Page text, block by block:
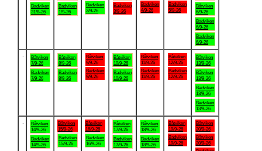
Badviken
31/8-26
Badviken
1/9-26
Badviken
2/9-26
Badviken
3/9-26
Badviken
4/9-26
Badviken
5/9-26
Båtviken
6/9-26
Badviken
6/9-26
Badviken
6/9-26
Båtviken
7/9-26
Badviken
7/9-26
Båtviken
8/9-26
Badviken
8/9-26
Båtviken
9/9-26
Badviken
9/9-26
Båtviken
10/9-26
Badviken
10/9-26
Båtviken
11/9-26
Badviken
11/9-26
Båtviken
12/9-26
Badviken
12/9-26
Båtviken
13/9-26
Båtviken
13/9-26
Badviken
13/9-26
Badviken
13/9-26
Båtviken
14/9-26
Badviken
14/9-26
Båtviken
15/9-26
Badviken
15/9-26
Båtviken
16/9-26
Badviken
16/9-26
Båtviken
17/9-26
Badviken
17/9-26
Båtviken
18/9-26
Badviken
18/9-26
Båtviken
19/9-26
Badviken
19/9-26
Båtviken
20/9-26
Båtviken
20/9-26